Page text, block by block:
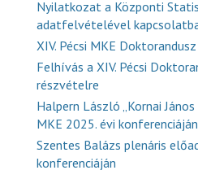
Nyilatkozat a Központi
adatfelvételével
XIV. Pécsi MKE
Felhívás a XIV. Pécsi
részvételre
Halpern László „Kornai
MKE 2025. évi konferenciáján
Szentes Balázs plenáris
konferenciáján